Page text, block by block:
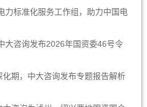
力标准化服务工作组，助力中国电
大咨询发布2026年国资委46号令
化期，中大咨询发布专题报告解析